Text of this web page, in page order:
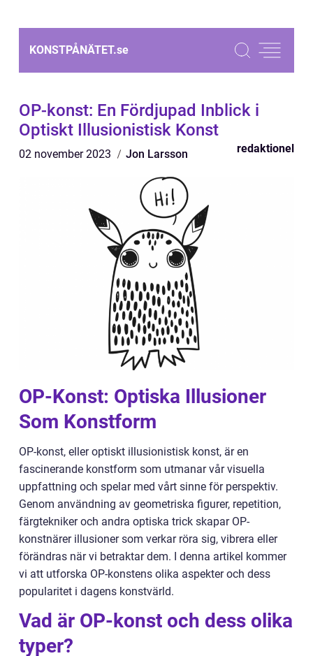
KONSTPÅNÄTET.se
OP-konst: En Fördjupad Inblick i
Optiskt Illusionistisk Konst
02 november 2023 Jon Larsson redaktionel
OP-Konst: Optiska Illusioner
Som Konstform
OP-konst, eller optiskt illusionistisk konst, är en
fascinerande konstform som utmanar vår visuella
uppfattning och spelar med vårt sinne för perspektiv.
Genom användning av geometriska figurer, repetition,
färgtekniker och andra optiska trick skapar OP-
konstnärer illusioner som verkar röra sig, vibrera eller
förändras när vi betraktar dem. I denna artikel kommer
vi att utforska OP-konstens olika aspekter och dess
popularitet i dagens konstvärld.
Vad är OP-konst och dess olika
typer?